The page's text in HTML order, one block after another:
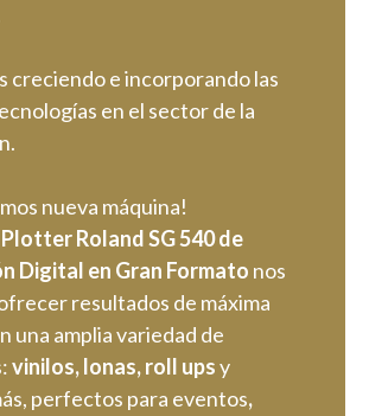
creciendo e incorporando las
en el sector de la
nueva máquina!
Plotter Roland SG 540 de
Digital en Gran Formato nos
resultados de máxima
una amplia variedad de
vinilos, lonas, roll upsy
perfectos para eventos,